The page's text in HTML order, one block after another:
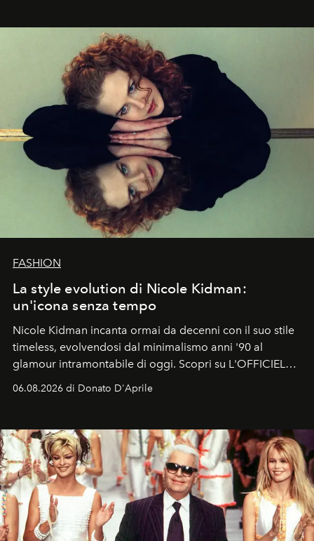
FASHION
La style evolution di Nicole Kidman:
un'icona senza tempo
Nicole Kidman incanta ormai da decenni con il suo stile
timeless, evolvendosi dal minimalismo anni '90 al
glamour intramontabile di oggi. Scopri su L'OFFICIEL
Italia la sua style evolution.
06.08.2026 di Donato D'Aprile